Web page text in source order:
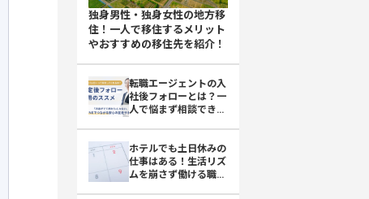
独身男性・独身女性の地方移
住！一人で移住するメリット
やおすすめの移住先を紹介！
転職エージェントの入
社後フォローとは？一
人で悩まず相談できる
ホテルでも土日休みの
仕事はある！生活リズ
ムを崩さず働ける職種